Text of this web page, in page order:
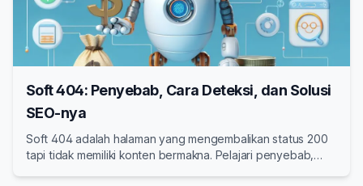
Soft 404: Penyebab, Cara Deteksi, dan Solusi
SEO-nya
Soft 404 adalah halaman yang mengembalikan status 200
tapi tidak memiliki konten bermakna. Pelajari penyebab,